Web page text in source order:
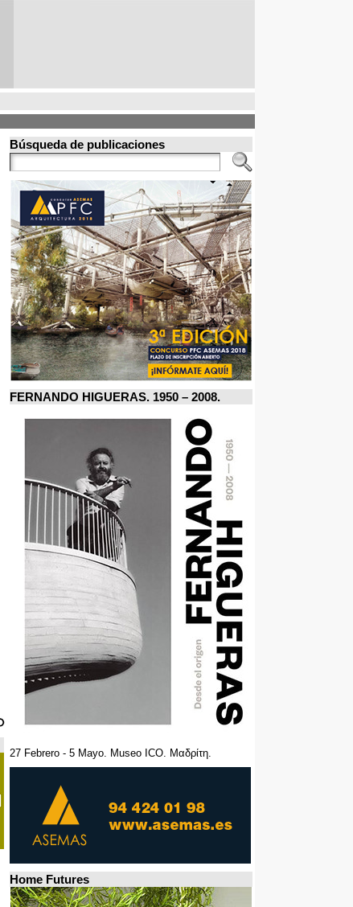
Búsqueda de publicaciones
FERNANDO HIGUERAS. 1950 – 2008.
27 Febrero - 5 Mayo. Museo ICO. Μαδρίτη.
Home Futures